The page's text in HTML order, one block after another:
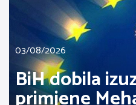
03/08/2026
BiH dobila